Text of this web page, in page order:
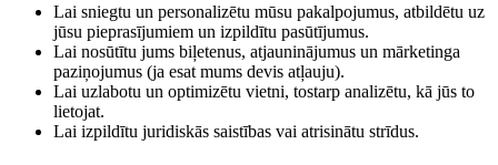
Lai sniegtu un personalizētu mūsu pakalpojumus, atbildētu uz
jūsu pieprasījumiem un izpildītu pasūtījumus.
Lai nosūtītu jums biļetenus, atjauninājumus un mārketinga
paziņojumus (ja esat mums devis atļauju).
Lai uzlabotu un optimizētu vietni, tostarp analizētu, kā jūs to
lietojat.
Lai izpildītu juridiskās saistības vai atrisinātu strīdus.